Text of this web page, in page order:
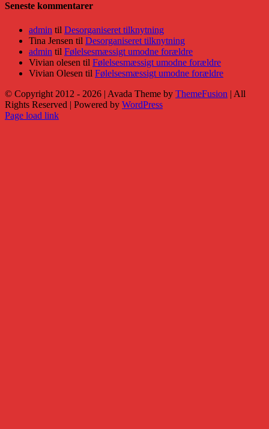
Seneste kommentarer
admin til Desorganiseret tilknytning
Tina Jensen til Desorganiseret tilknytning
admin til Følelsesmæssigt umodne forældre
Vivian olesen til Følelsesmæssigt umodne forældre
Vivian Olesen til Følelsesmæssigt umodne forældre
© Copyright 2012 - 2026 | Avada Theme by ThemeFusion | All
Rights Reserved | Powered by WordPress
Facebook
X
YouTube
Instagram
Rss
E-
Page load link